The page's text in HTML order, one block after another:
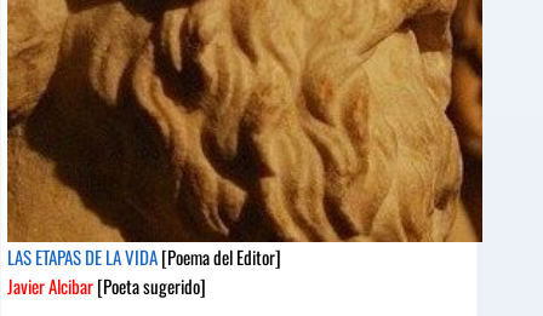
LAS ETAPAS DE LA VIDA[Poema del Editor]
Javier Alcibar[Poeta sugerido]